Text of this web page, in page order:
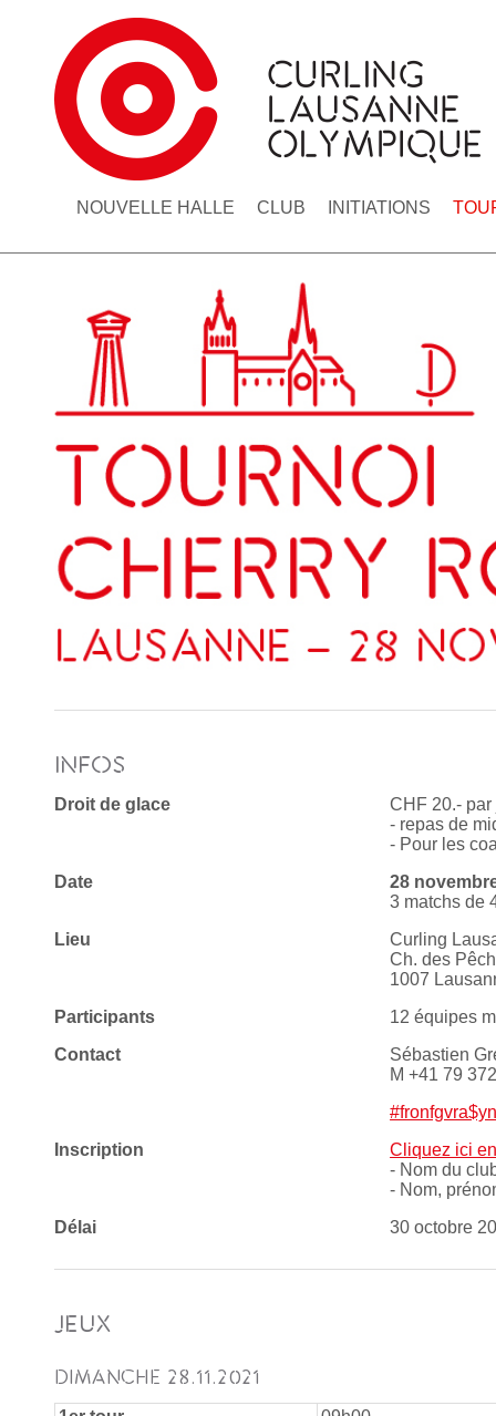
NOUVELLE HALLE CLUB INITIATIONS
INFOS
Droit de glace
CHF 20.- par
- repas de
- Pour les
Date
28
3 matchs de
Lieu
Curling
Ch. des
1007
Participants
12 équipes
Contact
Sébastien
M +41 79
Inscription
Cliquez ici
- Nom du
- Nom,
Délai
30 octobre
JEUX
DIMANCHE 28.11.2021